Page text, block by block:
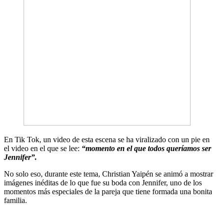
En Tik Tok, un video de esta escena se ha viralizado con un pie en
el video en el que se lee: “momento en el que todos queríamos ser
Jennifer”.
No solo eso, durante este tema, Christian Yaipén se animó a mostrar
imágenes inéditas de lo que fue su boda con Jennifer, uno de los
momentos más especiales de la pareja que tiene formada una bonita
familia.